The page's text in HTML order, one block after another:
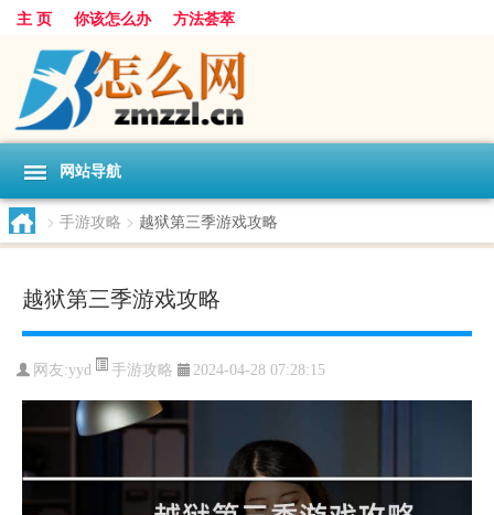
主 页 你该怎么办 方法荟萃
网站导航
> 手游攻略 > 越狱第三季游戏攻略
越狱第三季游戏攻略
网友:yyd 手游攻略 2024-04-28 07:28:15